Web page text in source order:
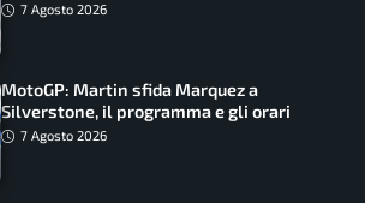
7 Agosto 2026
MotoGP: Martin sfida Marquez a
Silverstone, il programma e gli orari
7 Agosto 2026